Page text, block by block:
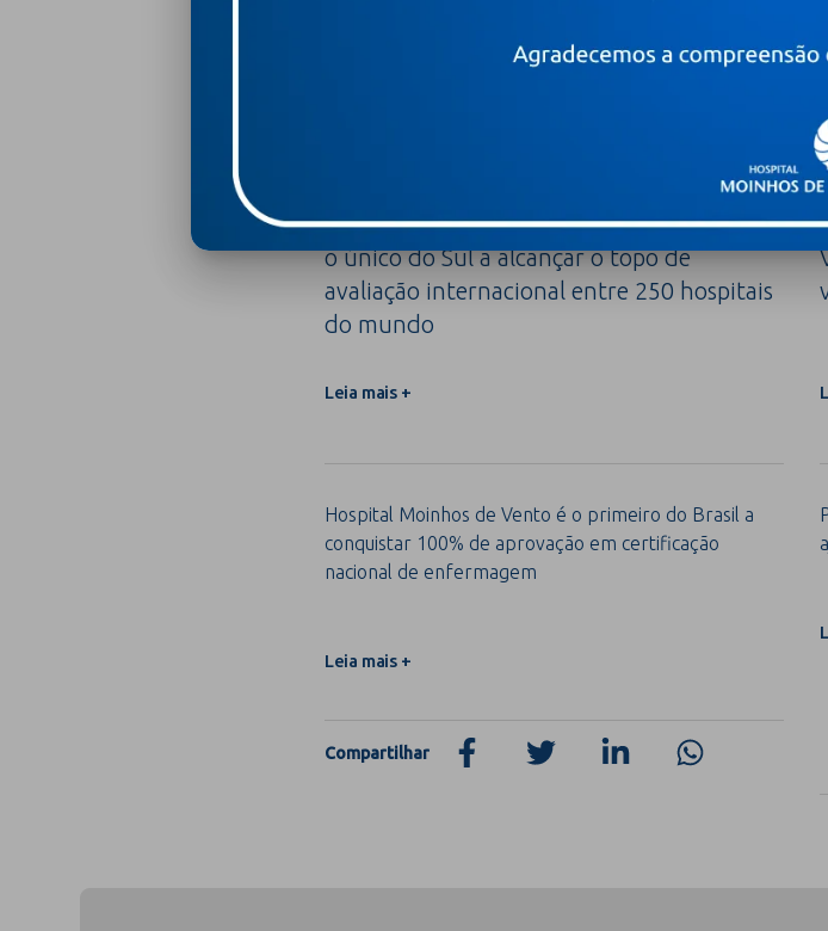
Com 100% de energia renovável, Moinhos é
o único do Sul a alcançar o topo de
avaliação internacional entre 250 hospitais
do mundo
Leia mais +
Hospital Moinhos de Vento é o primeiro do Brasil a
conquistar 100% de aprovação em certificação
nacional de enfermagem
Leia mais +
Compartilhar